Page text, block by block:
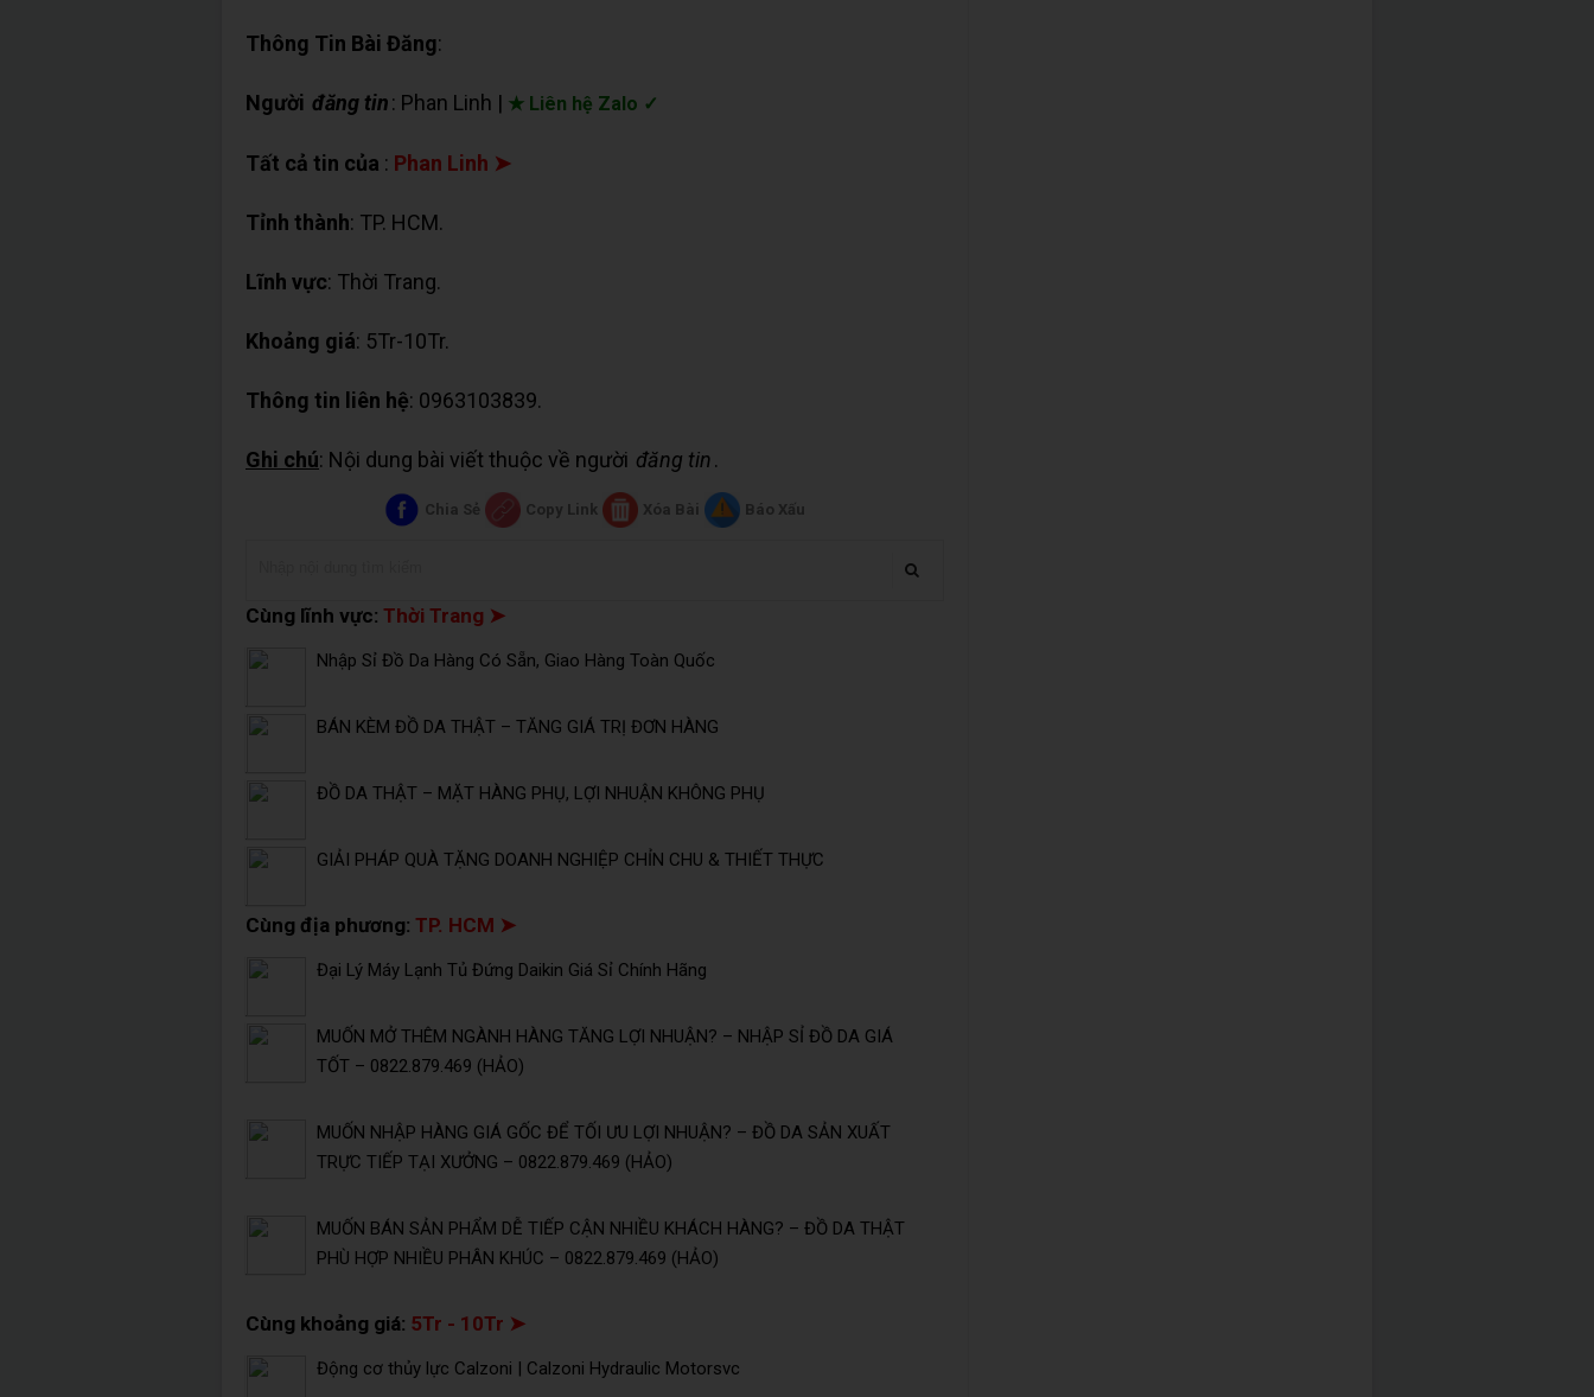
Thông Tin Bài Đăng:
Người đăng tin: Phan Linh | ★ Liên hệ Zalo ✓
Tất cả tin của : Phan Linh ➤
Tỉnh thành: TP. HCM.
Lĩnh vực: Thời Trang.
Khoảng giá: 5Tr-10Tr.
Thông tin liên hệ: 0963103839.
Ghi chú: Nội dung bài viết thuộc về người đăng tin.
Chia Sẻ Copy Link Xóa Bài Báo Xấu
Cùng lĩnh vực: Thời Trang ➤
Nhập Sỉ Đồ Da Hàng Có Sẵn, Giao Hàng Toàn Quốc
BÁN KÈM ĐỒ DA THẬT – TĂNG GIÁ TRỊ ĐƠN HÀNG
ĐỒ DA THẬT – MẶT HÀNG PHỤ, LỢI NHUẬN KHÔNG PHỤ
GIẢI PHÁP QUÀ TẶNG DOANH NGHIỆP CHỈN CHU & THIẾT THỰC
Cùng địa phương: TP. HCM ➤
Đại Lý Máy Lạnh Tủ Đứng Daikin Giá Sỉ Chính Hãng
MUỐN MỞ THÊM NGÀNH HÀNG TĂNG LỢI NHUẬN? – NHẬP SỈ ĐỒ DA GIÁ
TỐT – 0822.879.469 (HẢO)
MUỐN NHẬP HÀNG GIÁ GỐC ĐỂ TỐI ƯU LỢI NHUẬN? – ĐỒ DA SẢN XUẤT
TRỰC TIẾP TẠI XƯỞNG – 0822.879.469 (HẢO)
MUỐN BÁN SẢN PHẨM DỄ TIẾP CẬN NHIỀU KHÁCH HÀNG? – ĐỒ DA THẬT
PHÙ HỢP NHIỀU PHÂN KHÚC – 0822.879.469 (HẢO)
Cùng khoảng giá: 5Tr - 10Tr ➤
Động cơ thủy lực Calzoni | Calzoni Hydraulic Motorsvc